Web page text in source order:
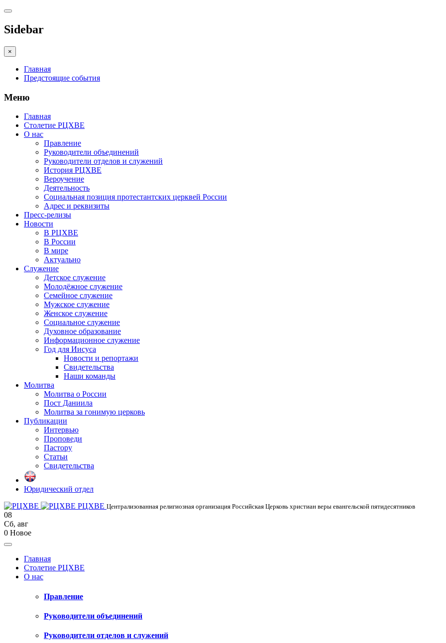
Sidebar
×
Главная
Предстоящие события
Меню
Главная
Столетие РЦХВЕ
О нас
Правление
Руководители объединений
Руководители отделов и служений
История РЦХВЕ
Вероучение
Деятельность
Социальная позиция протестантских церквей России
Адрес и реквизиты
Пресс-релизы
Новости
В РЦХВЕ
В России
В мире
Актуально
Служение
Детское служение
Молодёжное служение
Семейное служение
Мужское служение
Женское служение
Социальное служение
Духовное образование
Информационное служение
Год для Иисуса
Новости и репортажи
Свидетельства
Наши команды
Молитва
Молитва о России
Пост Даниила
Молитва за гонимую церковь
Публикации
Интервью
Проповеди
Пастору
Статьи
Свидетельства
Юридический отдел
РЦХВЕ Централизованная религиозная организация Российская Церковь христиан веры евангельской пятидесятников
08
Сб, авг
0 Новое
Главная
Столетие РЦХВЕ
О нас
Правление
Руководители объединений
Руководители отделов и служений